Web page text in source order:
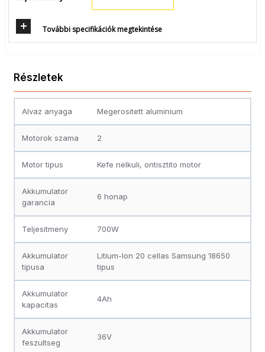
További specifikációk megtekintése
Részletek
Alvaz anyaga Megerositett aluminium
Motorok szama 2
Motor tipus Kefe nelkuli, ontisztito motor
Akkumulator
garancia
6 honap
Teljesitmeny 700W
Akkumulator
tipusa
Litium-Ion 20 cellas Samsung 18650
tipus
Akkumulator
kapacitas
4Ah
Akkumulator
feszultseg
36V